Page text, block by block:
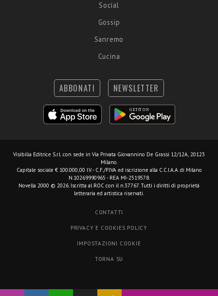
Social
Gossip
Sanremo
Cucina
ABBONATI NEWSLETTER
Visibilia Editrice S.r.l. con sede in Via Privata Giovannino De Grassi 12/12A, 20123
Milano.
Capitale sociale € 100.000,00 I.V. - C.F./P.IVA ed iscrizione alla C.C.I.A.A. di Milano
N.10269990965 - REA MI-2519578.
Novella 2000 © 2026. Iscritta al ROC con il n.37767. Tutti i diritti di proprietà
letteraria ed artistica riservati.
CONTATTI
PRIVACY E COOKIES POLICY
IMPOSTAZIONI COOKIE
TORNA SU